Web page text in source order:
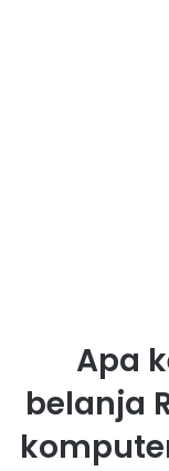
Apa
belanja